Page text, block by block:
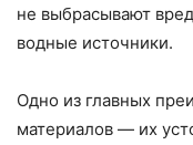
не выбрасывают
водные источники.
Одно из главных
материалов — их